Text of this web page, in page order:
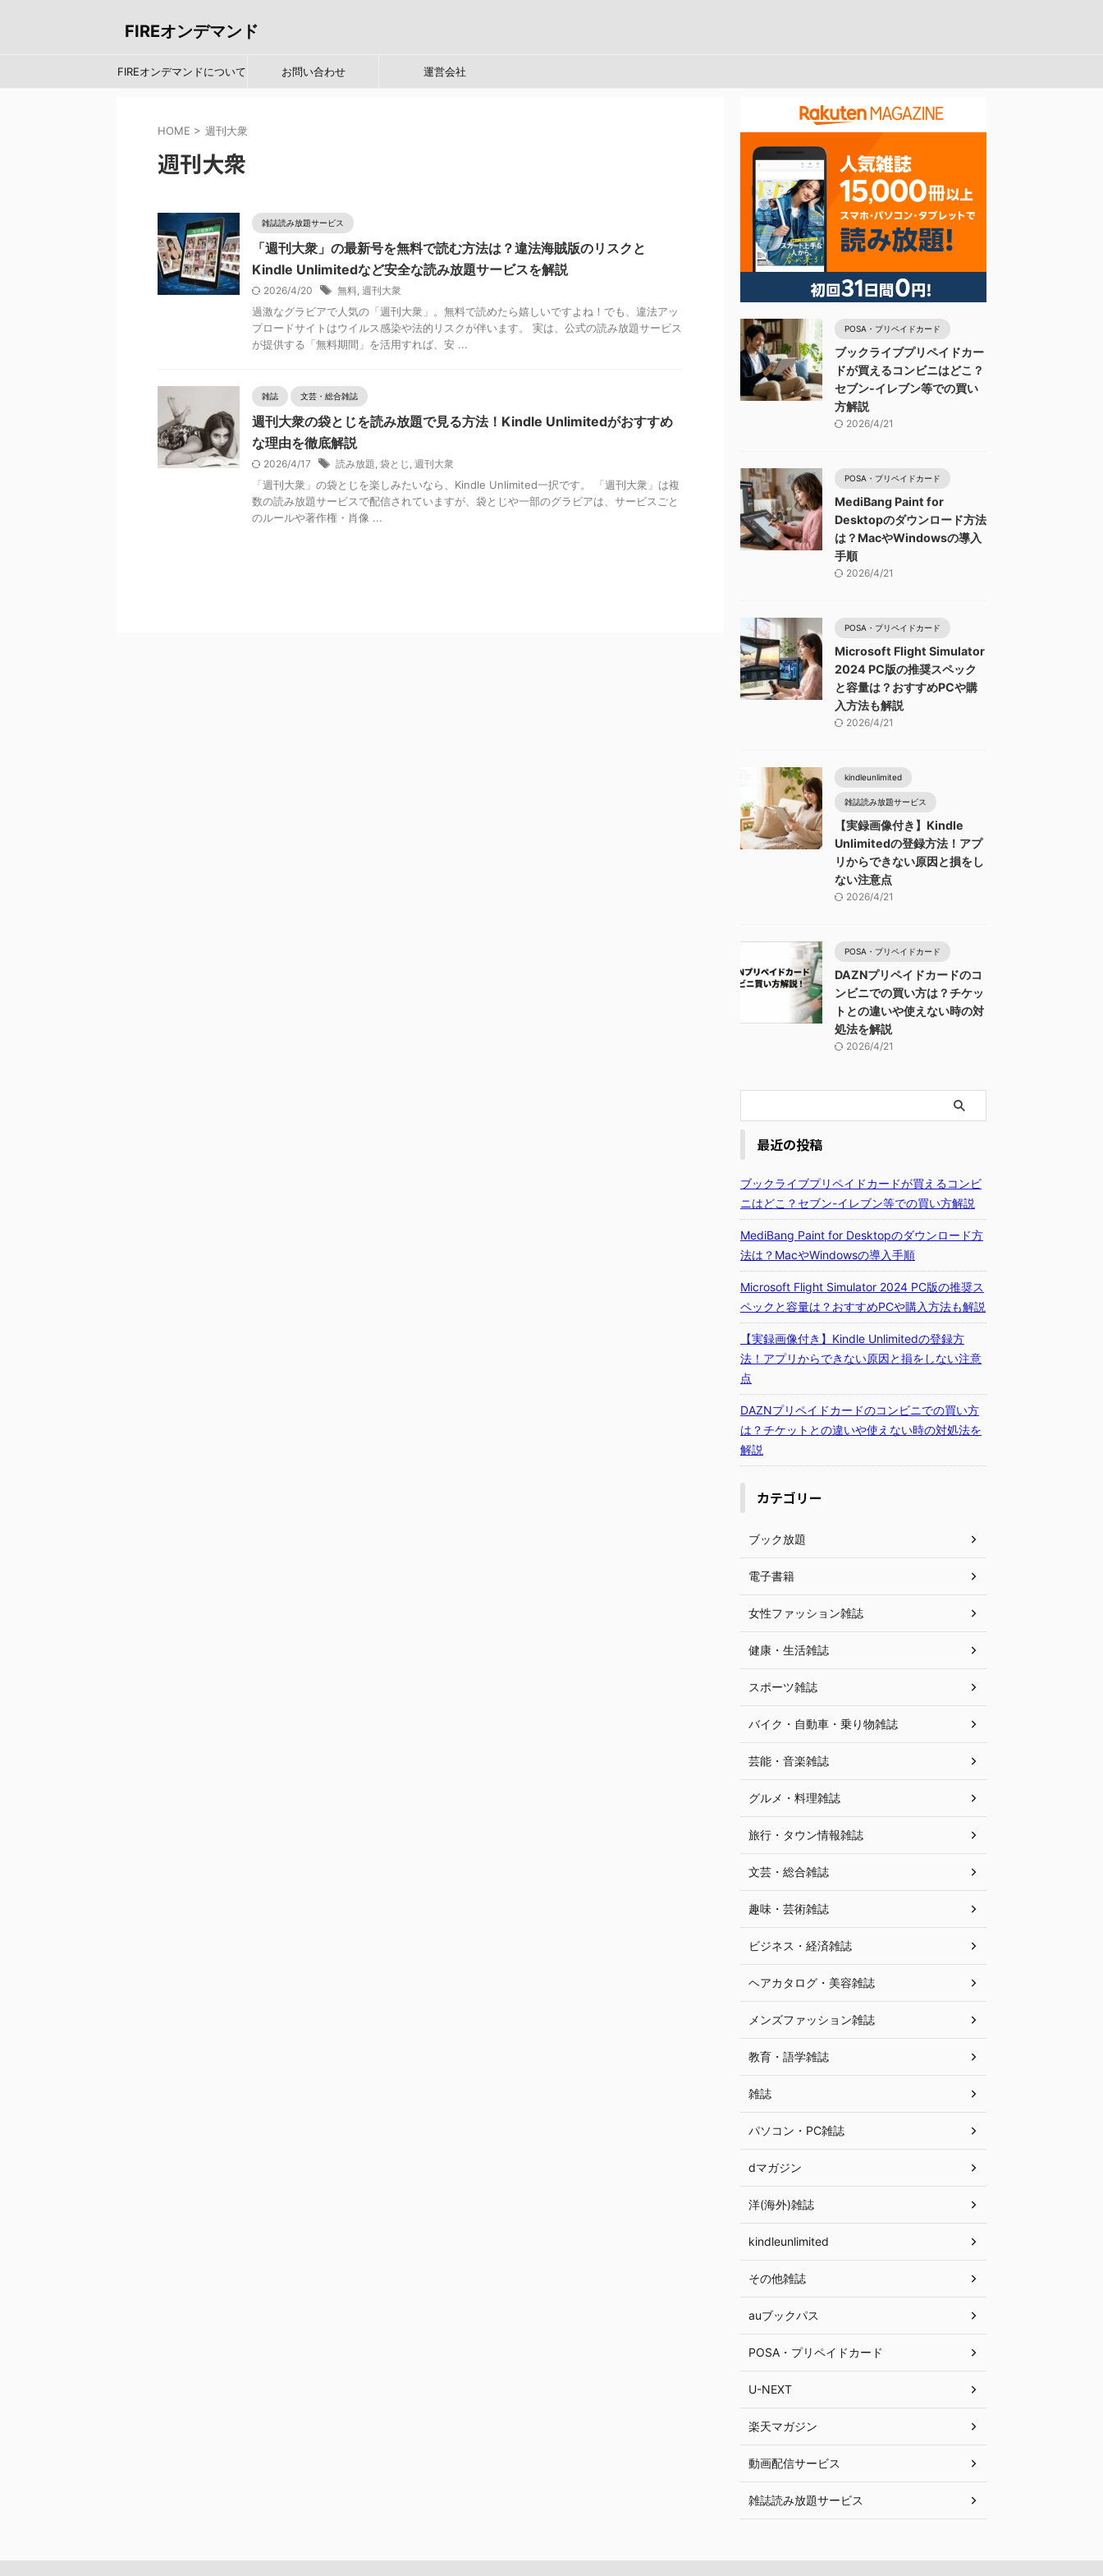
FIREオンデマンド
FIREオンデマンドについて お問い合わせ 運営会社
HOME > 週刊大衆
週刊大衆
雑誌読み放題サービス
「週刊大衆」の最新号を無料で読む方法は？違法海賊版のリスクと
Kindle Unlimitedなど安全な読み放題サービスを解説
2026/4/20 無料, 週刊大衆
過激なグラビアで人気の「週刊大衆」。無料で読めたら嬉しいですよね！でも、違法アッ
プロードサイトはウイルス感染や法的リスクが伴います。 実は、公式の読み放題サービス
が提供する「無料期間」を活用すれば、安 ...
雑誌 文芸・総合雑誌
週刊大衆の袋とじを読み放題で見る方法！Kindle Unlimitedがおすすめ
な理由を徹底解説
2026/4/17 読み放題, 袋とじ , 週刊大衆
「週刊大衆」の袋とじを楽しみたいなら、Kindle Unlimited一択です。 「週刊大衆」は複
数の読み放題サービスで配信されていますが、袋とじや一部のグラビアは、サービスごと
のルールや著作権・肖像 ...
POSA・プリペイドカード
ブックライブプリペイドカー
ドが買えるコンビニはどこ？
セブン-イレブン等での買い
方解説
2026/4/21
POSA・プリペイドカード
MediBang Paint for
Desktopのダウンロード方法
は？MacやWindowsの導入
手順
2026/4/21
POSA・プリペイドカード
Microsoft Flight Simulator
2024 PC版の推奨スペック
と容量は？おすすめPCや購
入方法も解説
2026/4/21
kindleunlimited
雑誌読み放題サービス
【実録画像付き】Kindle
Unlimitedの登録方法！アプ
リからできない原因と損をし
ない注意点
2026/4/21
POSA・プリペイドカード
DAZNプリペイドカードのコ
ンビニでの買い方は？チケッ
トとの違いや使えない時の対
処法を解説
2026/4/21
最近の投稿
ブックライブプリペイドカードが買えるコンビ
ニはどこ？セブン-イレブン等での買い方解説
MediBang Paint for Desktopのダウンロード方
法は？MacやWindowsの導入手順
Microsoft Flight Simulator 2024 PC版の推奨ス
ペックと容量は？おすすめPCや購入方法も解説
【実録画像付き】Kindle Unlimitedの登録方
法！アプリからできない原因と損をしない注意
点
DAZNプリペイドカードのコンビニでの買い方
は？チケットとの違いや使えない時の対処法を
解説
カテゴリー
ブック放題
電子書籍
女性ファッション雑誌
健康・生活雑誌
スポーツ雑誌
バイク・自動車・乗り物雑誌
芸能・音楽雑誌
グルメ・料理雑誌
旅行・タウン情報雑誌
文芸・総合雑誌
趣味・芸術雑誌
ビジネス・経済雑誌
ヘアカタログ・美容雑誌
メンズファッション雑誌
教育・語学雑誌
雑誌
パソコン・PC雑誌
dマガジン
洋(海外)雑誌
kindleunlimited
その他雑誌
auブックパス
POSA・プリペイドカード
U-NEXT
楽天マガジン
動画配信サービス
雑誌読み放題サービス